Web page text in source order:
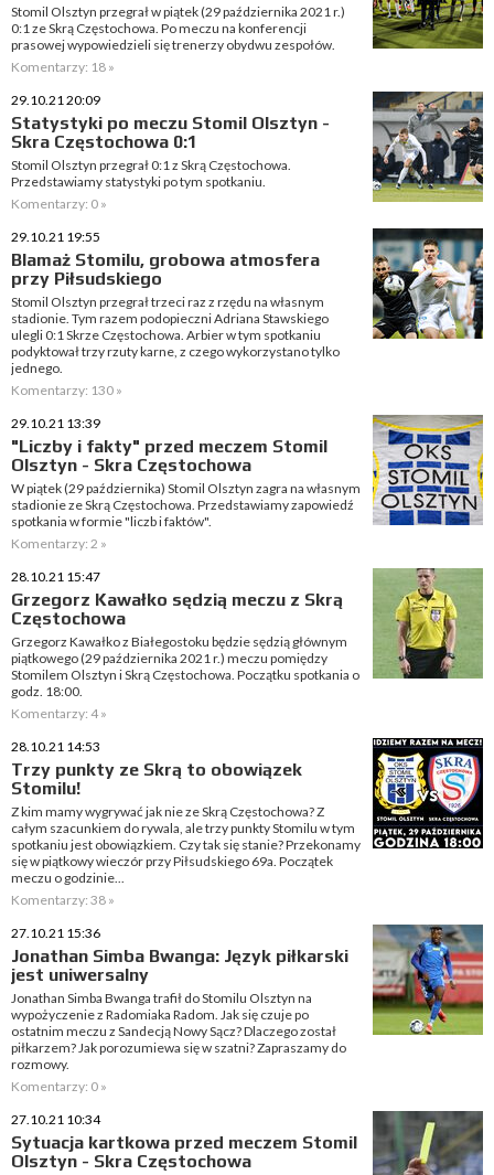
Stomil Olsztyn przegrał w piątek (29 października 2021 r.)
0:1 ze Skrą Częstochowa. Po meczu na konferencji
prasowej wypowiedzieli się trenerzy obydwu zespołów.
Komentarzy: 18 »
29.10.21 20:09
Statystyki po meczu Stomil Olsztyn -
Skra Częstochowa 0:1
Stomil Olsztyn przegrał 0:1 z Skrą Częstochowa.
Przedstawiamy statystyki po tym spotkaniu.
Komentarzy: 0 »
29.10.21 19:55
Blamaż Stomilu, grobowa atmosfera
przy Piłsudskiego
Stomil Olsztyn przegrał trzeci raz z rzędu na własnym
stadionie. Tym razem podopieczni Adriana Stawskiego
ulegli 0:1 Skrze Częstochowa. Arbier w tym spotkaniu
podyktował trzy rzuty karne, z czego wykorzystano tylko
jednego.
Komentarzy: 130 »
29.10.21 13:39
"Liczby i fakty" przed meczem Stomil
Olsztyn - Skra Częstochowa
W piątek (29 października) Stomil Olsztyn zagra na własnym
stadionie ze Skrą Częstochowa. Przedstawiamy zapowiedź
spotkania w formie "liczb i faktów".
Komentarzy: 2 »
28.10.21 15:47
Grzegorz Kawałko sędzią meczu z Skrą
Częstochowa
Grzegorz Kawałko z Białegostoku będzie sędzią głównym
piątkowego (29 października 2021 r.) meczu pomiędzy
Stomilem Olsztyn i Skrą Częstochowa. Początku spotkania o
godz. 18:00.
Komentarzy: 4 »
28.10.21 14:53
Trzy punkty ze Skrą to obowiązek
Stomilu!
Z kim mamy wygrywać jak nie ze Skrą Częstochowa? Z
całym szacunkiem do rywala, ale trzy punkty Stomilu w tym
spotkaniu jest obowiązkiem. Czy tak się stanie? Przekonamy
się w piątkowy wieczór przy Piłsudskiego 69a. Początek
meczu o godzinie...
Komentarzy: 38 »
27.10.21 15:36
Jonathan Simba Bwanga: Język piłkarski
jest uniwersalny
Jonathan Simba Bwanga trafił do Stomilu Olsztyn na
wypożyczenie z Radomiaka Radom. Jak się czuje po
ostatnim meczu z Sandecją Nowy Sącz? Dlaczego został
piłkarzem? Jak porozumiewa się w szatni? Zapraszamy do
rozmowy.
Komentarzy: 0 »
27.10.21 10:34
Sytuacja kartkowa przed meczem Stomil
Olsztyn - Skra Częstochowa